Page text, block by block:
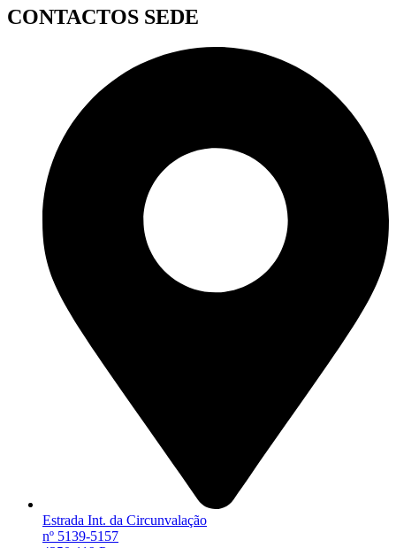
CONTACTOS SEDE
Estrada Int. da Circunvalação
nº 5139-5157